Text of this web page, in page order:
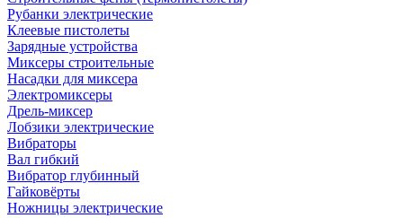
Рубанки электрические
Клеевые пистолеты
Зарядные устройства
Миксеры строительные
Насадки для миксера
Электромиксеры
Дрель-миксер
Лобзики электрические
Вибраторы
Вал гибкий
Вибратор глубинный
Гайковёрты
Ножницы электрические